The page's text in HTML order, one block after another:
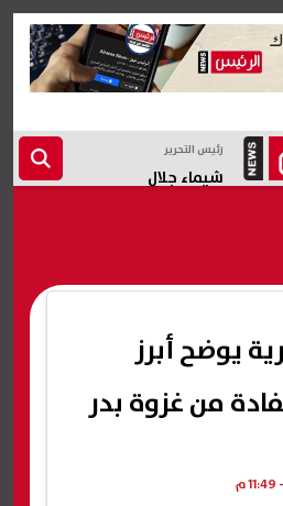
رئيس التحرير
شيماء جلال
يوضح أبرز
من غزوة بدر